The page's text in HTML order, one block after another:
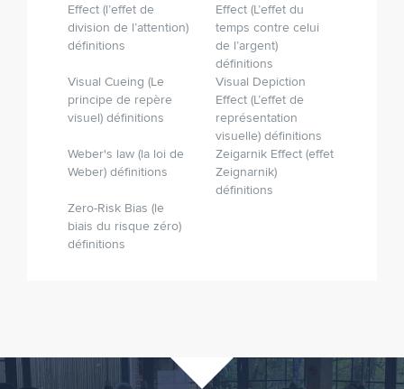
Effect (l’effet de
division de l’attention)
définitions
Effect (L’effet du
temps contre celui
de l’argent)
définitions
Visual Cueing (Le
principe de repère
visuel) définitions
Visual Depiction
Effect (L’effet de
représentation
visuelle) définitions
Weber's law (la loi de
Weber) définitions
Zeigarnik Effect (effet
Zeignarnik)
définitions
Zero-Risk Bias (le
biais du risque zéro)
définitions